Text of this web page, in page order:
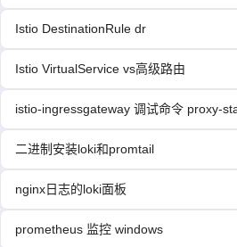
Istio DestinationRule dr
Istio VirtualService vs高级路由
istio-ingressgateway 调试命令 proxy-
二进制安装loki和promtail
nginx日志的loki面板
prometheus 监控 windows